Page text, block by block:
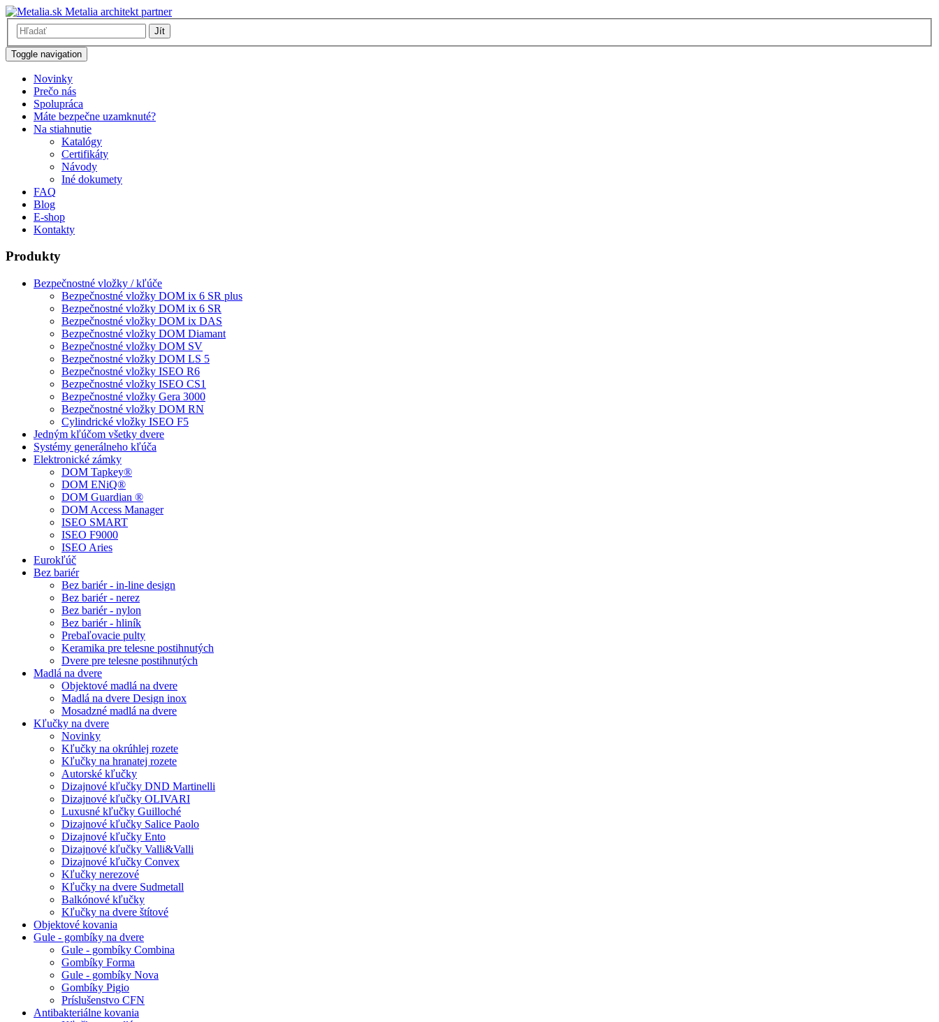
Metalia architekt partner
Jít
Toggle navigation
Novinky
Prečo nás
Spolupráca
Máte bezpečne uzamknuté?
Na stiahnutie
Katalógy
Certifikáty
Návody
Iné dokumety
FAQ
Blog
E-shop
Kontakty
Produkty
Bezpečnostné vložky / kľúče
Bezpečnostné vložky DOM ix 6 SR plus
Bezpečnostné vložky DOM ix 6 SR
Bezpečnostné vložky DOM ix DAS
Bezpečnostné vložky DOM Diamant
Bezpečnostné vložky DOM SV
Bezpečnostné vložky DOM LS 5
Bezpečnostné vložky ISEO R6
Bezpečnostné vložky ISEO CS1
Bezpečnostné vložky Gera 3000
Bezpečnostné vložky DOM RN
Cylindrické vložky ISEO F5
Jedným kľúčom všetky dvere
Systémy generálneho kľúča
Elektronické zámky
DOM Tapkey®
DOM ENiQ®
DOM Guardian ®
DOM Access Manager
ISEO SMART
ISEO F9000
ISEO Aries
Eurokľúč
Bez bariér
Bez bariér - in-line design
Bez bariér - nerez
Bez bariér - nylon
Bez bariér - hliník
Prebaľovacie pulty
Keramika pre telesne postihnutých
Dvere pre telesne postihnutých
Madlá na dvere
Objektové madlá na dvere
Madlá na dvere Design inox
Mosadzné madlá na dvere
Kľučky na dvere
Novinky
Kľučky na okrúhlej rozete
Kľučky na hranatej rozete
Autorské kľučky
Dizajnové kľučky DND Martinelli
Dizajnové kľučky OLIVARI
Luxusné kľučky Guilloché
Dizajnové kľučky Salice Paolo
Dizajnové kľučky Ento
Dizajnové kľučky Valli&Valli
Dizajnové kľučky Convex
Kľučky nerezové
Kľučky na dvere Sudmetall
Balkónové kľučky
Kľučky na dvere štítové
Objektové kovania
Gule - gombíky na dvere
Gule - gombíky Combina
Gombíky Forma
Gule - gombíky Nova
Gombíky Pigio
Príslušenstvo CFN
Antibakteriálne kovania